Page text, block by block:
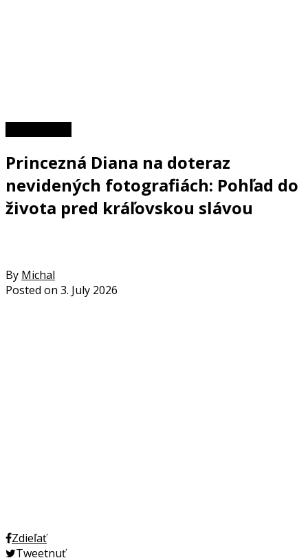
Princezná Diana na doteraz
nevidených fotografiách: Pohľad do
života pred kráľovskou slávou
By Michal
Posted on 3. July 2026
Zdieľať
Tweetnuť